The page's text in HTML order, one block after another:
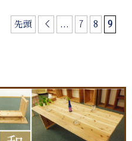
先頭 ＜ 7 8 9